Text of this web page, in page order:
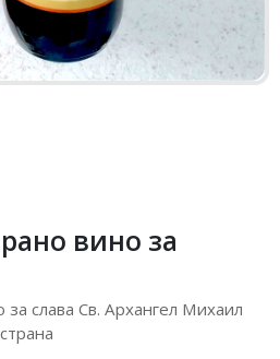
вино за
слава Св. Архангел Михаил